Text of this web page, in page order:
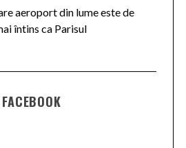
aeroport din lume este de
întins ca Parisul
FACEBOOK